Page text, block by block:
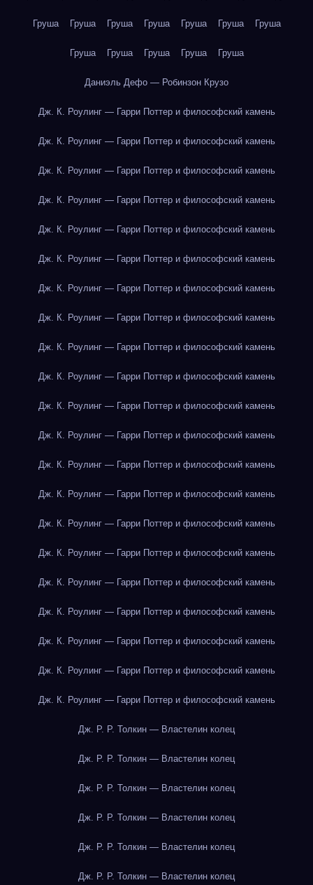
Груша Груша Груша Груша Груша Груша Груша
Груша Груша Груша Груша Груша
Даниэль Дефо — Робинзон Крузо
Дж. К. Роулинг — Гарри Поттер и философский камень
Дж. К. Роулинг — Гарри Поттер и философский камень
Дж. К. Роулинг — Гарри Поттер и философский камень
Дж. К. Роулинг — Гарри Поттер и философский камень
Дж. К. Роулинг — Гарри Поттер и философский камень
Дж. К. Роулинг — Гарри Поттер и философский камень
Дж. К. Роулинг — Гарри Поттер и философский камень
Дж. К. Роулинг — Гарри Поттер и философский камень
Дж. К. Роулинг — Гарри Поттер и философский камень
Дж. К. Роулинг — Гарри Поттер и философский камень
Дж. К. Роулинг — Гарри Поттер и философский камень
Дж. К. Роулинг — Гарри Поттер и философский камень
Дж. К. Роулинг — Гарри Поттер и философский камень
Дж. К. Роулинг — Гарри Поттер и философский камень
Дж. К. Роулинг — Гарри Поттер и философский камень
Дж. К. Роулинг — Гарри Поттер и философский камень
Дж. К. Роулинг — Гарри Поттер и философский камень
Дж. К. Роулинг — Гарри Поттер и философский камень
Дж. К. Роулинг — Гарри Поттер и философский камень
Дж. К. Роулинг — Гарри Поттер и философский камень
Дж. К. Роулинг — Гарри Поттер и философский камень
Дж. Р. Р. Толкин — Властелин колец
Дж. Р. Р. Толкин — Властелин колец
Дж. Р. Р. Толкин — Властелин колец
Дж. Р. Р. Толкин — Властелин колец
Дж. Р. Р. Толкин — Властелин колец
Дж. Р. Р. Толкин — Властелин колец